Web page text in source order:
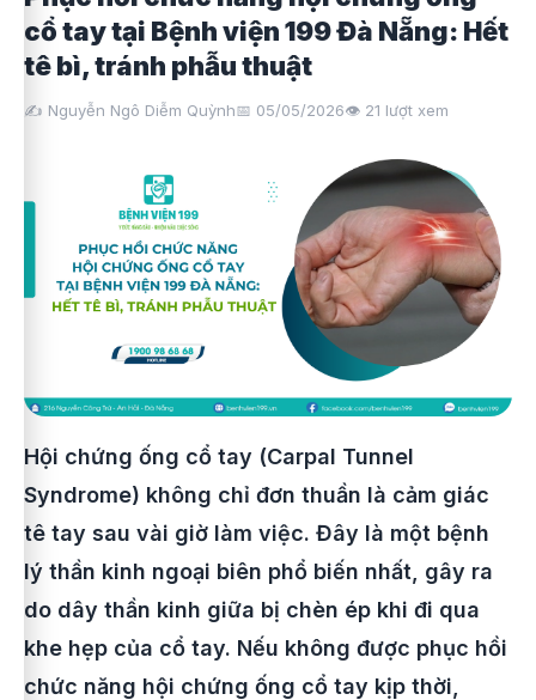
cổ tay tại Bệnh viện 199 Đà Nẵng: Hết
tê bì, tránh phẫu thuật
✍️ Nguyễn Ngô Diễm Quỳnh📅 05/05/2026👁️ 21 lượt xem
Hội chứng ống cổ tay (Carpal Tunnel
Syndrome) không chỉ đơn thuần là cảm giác
tê tay sau vài giờ làm việc. Đây là một bệnh
lý thần kinh ngoại biên phổ biến nhất, gây ra
do dây thần kinh giữa bị chèn ép khi đi qua
khe hẹp của cổ tay. Nếu không được phục hồi
chức năng hội chứng ống cổ tay kịp thời,